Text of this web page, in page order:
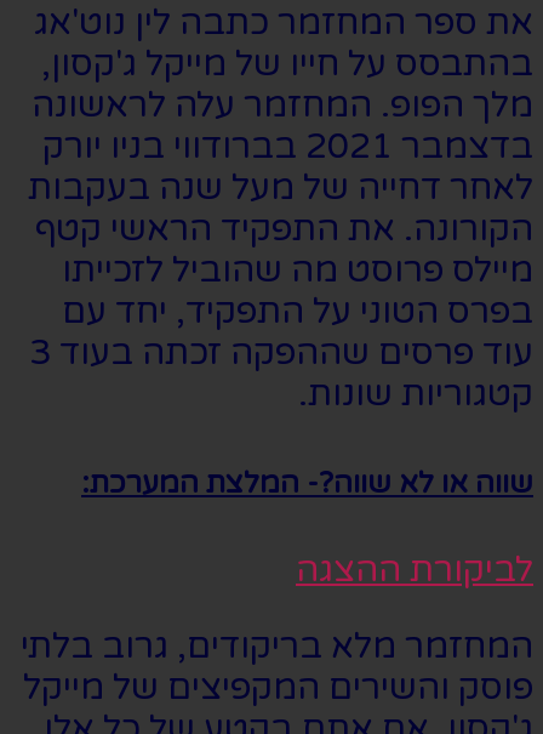
את ספר המחזמר כתבה לין נוט'אג
בהתבסס על חייו של מייקל ג'קסון,
מלך הפופ. המחזמר עלה לראשונה
בדצמבר 2021 בברודווי בניו יורק
לאחר דחייה של מעל שנה בעקבות
הקורונה. את התפקיד הראשי קטף
מיילס פרוסט מה שהוביל לזכייתו
בפרס הטוני על התפקיד, יחד עם
עוד פרסים שההפקה זכתה בעוד 3
קטגוריות שונות.
שווה או לא שווה?- המלצת המערכת:
לביקורת ההצגה
המחזמר מלא בריקודים, גרוב בלתי
פוסק והשירים המקפיצים של מייקל